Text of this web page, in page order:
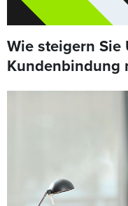
Wie steigern Sie
Kundenbindung